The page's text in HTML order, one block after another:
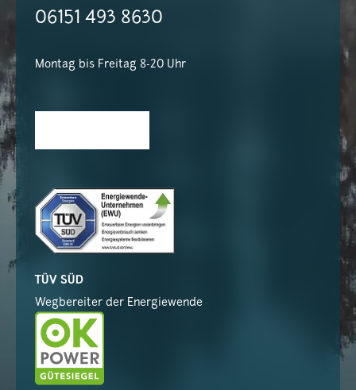
06151 493 8630
Montag bis Freitag 8-20 Uhr
TÜV SÜD
Wegbereiter der Energiewende